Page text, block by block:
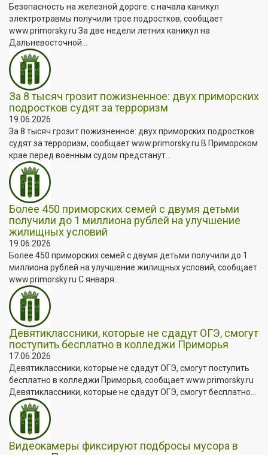
Безопасность на железной дороге: с начала каникул
электротравмы получили трое подростков, сообщает
www.primorsky.ru За две недели летних каникул на
Дальневосточной...
За 8 тысяч грозит пожизненное: двух приморских
подростков судят за терроризм
19.06.2026
За 8 тысяч грозит пожизненное: двух приморских подростков
судят за терроризм, сообщает www.primorsky.ru В Приморском
крае перед военным судом предстанут...
Более 450 приморских семей с двумя детьми
получили до 1 миллиона рублей на улучшение
жилищных условий
19.06.2026
Более 450 приморских семей с двумя детьми получили до 1
миллиона рублей на улучшение жилищных условий, сообщает
www.primorsky.ru С января...
Девятиклассники, которые не сдадут ОГЭ, смогут
поступить бесплатно в колледжи Приморья
17.06.2026
Девятиклассники, которые не сдадут ОГЭ, смогут поступить
бесплатно в колледжи Приморья, сообщает www.primorsky.ru
Девятиклассники, которые не сдадут ОГЭ, смогут бесплатно...
Видеокамеры фиксируют подбросы мусора в